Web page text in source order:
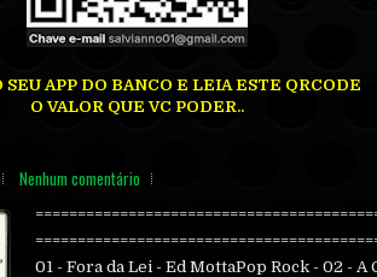
APP DO BANCO E LEIA ESTE QRCODE
O VALOR QUE VC PODER..
Nenhum comentário
01 - Fora da Lei - Ed MottaPop Rock - 02 - A